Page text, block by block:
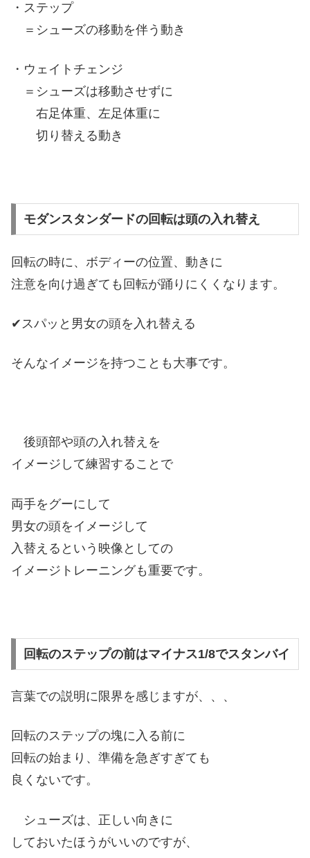
・ステップ
＝シューズの移動を伴う動き
・ウェイトチェンジ
＝シューズは移動させずに
右足体重、左足体重に
切り替える動き
モダンスタンダードの回転は頭の入れ替え
回転の時に、ボディーの位置、動きに
注意を向け過ぎても回転が踊りにくくなります。
✔スパッと男女の頭を入れ替える
そんなイメージを持つことも大事です。
後頭部や頭の入れ替えを
イメージして練習することで
両手をグーにして
男女の頭をイメージして
入替えるという映像としての
イメージトレーニングも重要です。
回転のステップの前はマイナス1/8でスタンバイ
言葉での説明に限界を感じますが、、、
回転のステップの塊に入る前に
回転の始まり、準備を急ぎすぎても
良くないです。
シューズは、正しい向きに
しておいたほうがいいのですが、